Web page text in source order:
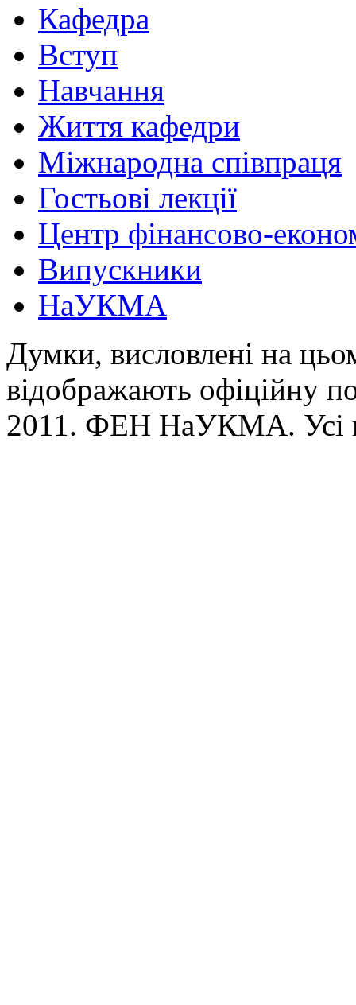
Кафедра
Вступ
Навчання
Життя кафедри
Міжнародна співпраця
Гостьові лекції
Центр фінансово-
Випускники
НаУКМА
Думки, висловлені на
відображають офіційну
2011. ФЕН НаУКМА. Усі